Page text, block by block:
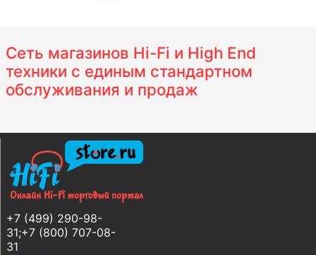
Сеть магазинов Hi-Fi и High End
техники с единым стандартном
обслуживания и продаж
+7 (499) 290-98-
31;+7 (800) 707-08-
31